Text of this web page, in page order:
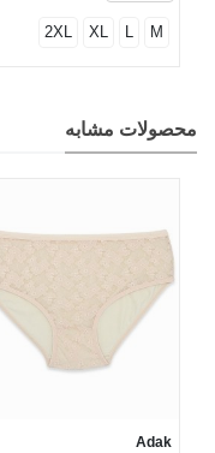
M
L
XL
2XL
محصولات مشابه
Adak